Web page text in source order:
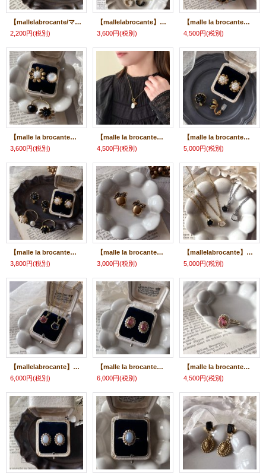
【mallelabrocante/マルラブロカント】天然石とアンティークビーズのイヤーカフ（片耳用）4mm玉×3mm玉
2,200円(税別)
【mallelabrocante】天然石×ヴィンテージパールビーズ つぶつぶフープ ピアスORフープイヤリング
3,600円(税別)
【malle la brocante】レトロフラワーと天然石のつぶつぶピアス/痛みにくいイヤリング
4,500円(税別)
【malle la brocante】レトロフラワーと天然石のフォークリング/金属アレルギー対応
3,600円(税別)
【malle la brocante】ヴィンテージメダイとバロック淡水パールのラリエットネックレス/金属アレルギー対応
4,500円(税別)
【malle la brocante】蕾のレトロフラワーと天然石のつぶつぶピアス/痛みにくいイヤリング
5,000円(税別)
【malle la brocante】蕾のレトロフラワーと天然石のフォークリング/金属アレルギー対応
3,800円(税別)
【malle la brocante】ヴィンテージアップルカボションのピアス/痛みにくいイヤリング
3,000円(税別)
【mallelabrocante】サージカルステンレス 宝石質天然石×猫のネックレス/金属アレルギー対応
5,000円(税別)
【mallelabrocante】サージカルステンレス宝石質トパーズAAA 2.2カラット×猫のネックレス/11月誕生石/金属アレルギー対応
6,000円(税別)
【malle la brocante】宝石質ピンクトパーズとヴィンテージパールのオーバルピアス/痛みにくいイヤリング/11月誕生石
6,000円(税別)
【malle la brocante】宝石質ピンクトパーズとヴィンテージパールのオーバルリング/金属アレルギー対応/11月誕生石
4,500円(税別)